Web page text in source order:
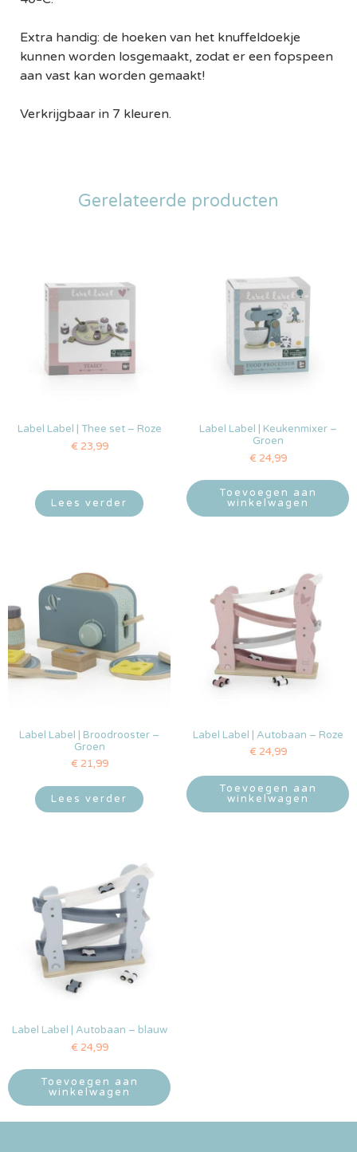
Extra handig: de hoeken van het knuffeldoekje
kunnen worden losgemaakt, zodat er een fopspeen
aan vast kan worden gemaakt!
Verkrijgbaar in 7 kleuren.
Gerelateerde producten
Label Label | Thee set – Roze
€ 23,99
Lees verder
Label Label | Keukenmixer –
Groen
€ 24,99
Toevoegen aan
winkelwagen
Label Label | Broodrooster –
Groen
€ 21,99
Lees verder
Label Label | Autobaan – Roze
€ 24,99
Toevoegen aan
winkelwagen
Label Label | Autobaan – blauw
€ 24,99
Toevoegen aan
winkelwagen